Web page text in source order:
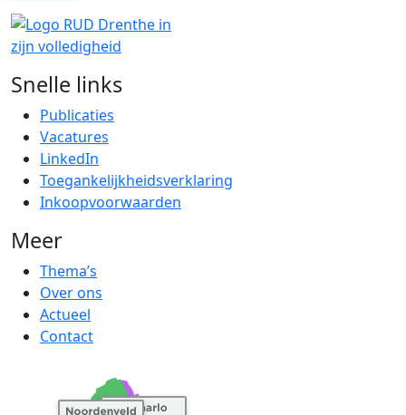
Snelle links
Publicaties
Vacatures
LinkedIn
Toegankelijkheidsverklaring
Inkoopvoorwaarden
Meer
Thema’s
Over ons
Actueel
Contact